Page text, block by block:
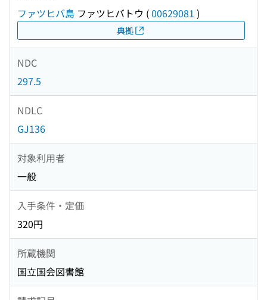
ファツヒバ島 ファツヒバトウ (00629081 )
典拠
NDC
297.5
NDLC
GJ136
対象利用者
一般
入手条件・定価
320円
所蔵機関
国立国会図書館